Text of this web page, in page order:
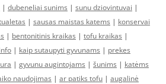
| dubeneliai sunims | sunu dziovintuvai |
| sausas maistas katems | konservai
| bentonitinis kraikas | tofu kraikas |
info | kaip sutaupyti gyvunams | prekes
| gyvunu augintojams | šunims | katėms
naudojimas | ar patiks tofu | augalinė